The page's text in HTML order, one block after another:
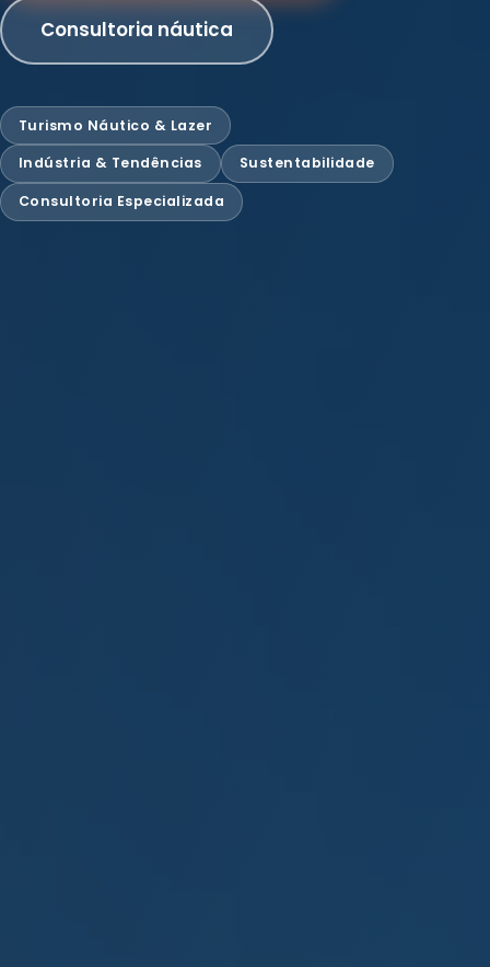
Consultoria náutica
Turismo Náutico & Lazer
Indústria & Tendências Sustentabilidade
Consultoria Especializada